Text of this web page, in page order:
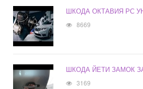
ШКОДА ОКТАВИЯ РС
8669
ШКОДА ЙЕТИ ЗАМОК
3169